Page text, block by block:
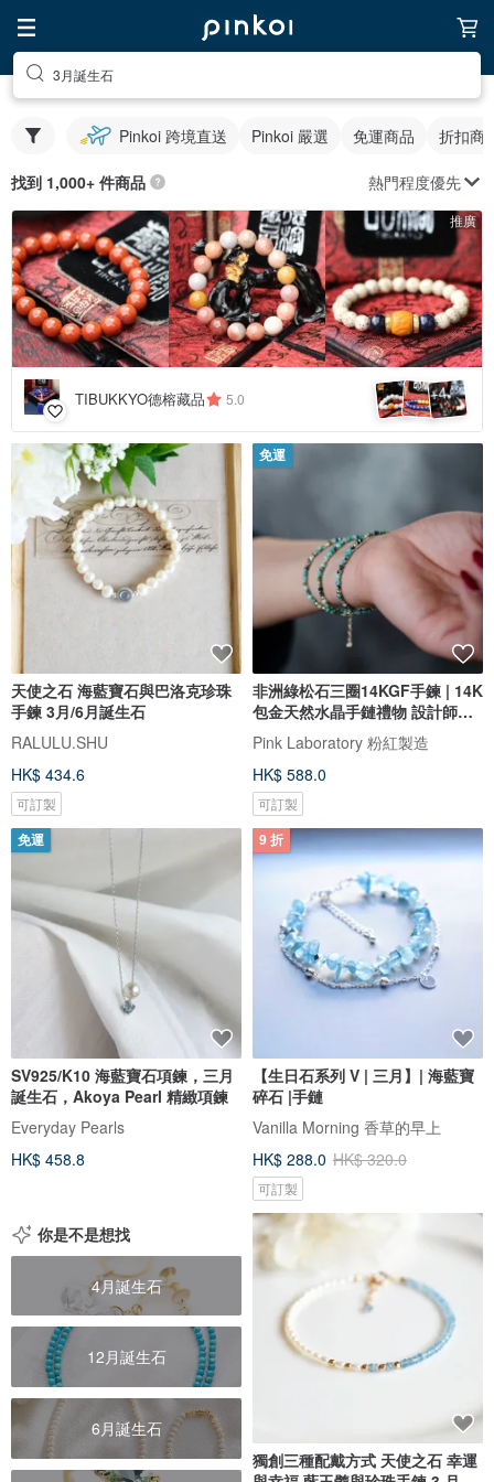
3月誕生石
Pinkoi 跨境直送 Pinkoi 嚴選 免運商品 折扣商
找到 1,000+ 件商品 熱門程度優先
推廣
TIBUKKYO德榕藏品 5.0 +4
天使之石 海藍寶石與巴洛克珍珠
手鍊 3月/6月誕生石
RALULU.SHU
HK$ 434.6
可訂製
免運
非洲綠松石三圈14KGF手鍊 | 14K
包金天然水晶手鏈禮物 設計師推
薦
Pink Laboratory 粉紅製造
HK$ 588.0
可訂製
免運
SV925/K10 海藍寶石項鍊，三月
誕生石，Akoya Pearl 精緻項鍊
Everyday Pearls
HK$ 458.8
9 折
【生日石系列 V | 三月】| 海藍寶
碎石 |手鏈
Vanilla Morning 香草的早上
HK$ 288.0 HK$ 320.0
可訂製
你是不是想找
4月誕生石
12月誕生石
6月誕生石
獨創三種配戴方式 天使之石 幸運